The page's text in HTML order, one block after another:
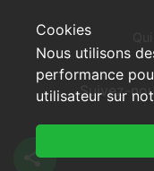
Cookies
Nous utilisons
performance
utilisateur sur
Suivez-
© 2026